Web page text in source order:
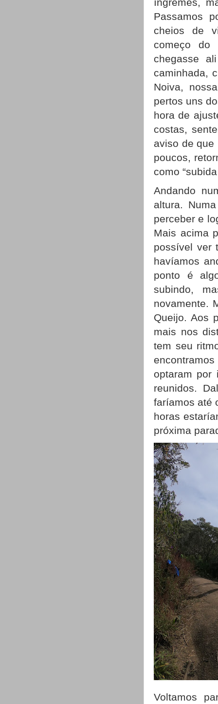
Passamos
cheios de
começo do
chegasse
caminhada,
Noiva,
pertos uns
hora de
costas,
aviso de que
poucos,
como
Andando
altura.
perceber e
Mais acima
possível ver
havíamos
ponto é
subindo,
novamente.
Queijo. Aos
mais nos
tem seu
optaram por
reunidos.
faríamos até
horas
próxima
Voltamos